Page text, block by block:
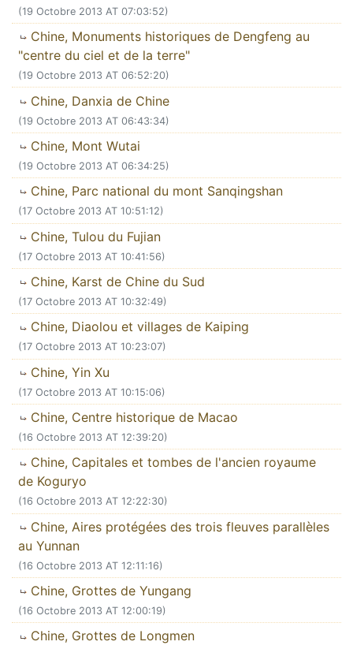
(19 Octobre 2013 AT 07:03:52)
Chine, Monuments historiques de Dengfeng au
"centre du ciel et de la terre"
(19 Octobre 2013 AT 06:52:20)
Chine, Danxia de Chine
(19 Octobre 2013 AT 06:43:34)
Chine, Mont Wutai
(19 Octobre 2013 AT 06:34:25)
Chine, Parc national du mont Sanqingshan
(17 Octobre 2013 AT 10:51:12)
Chine, Tulou du Fujian
(17 Octobre 2013 AT 10:41:56)
Chine, Karst de Chine du Sud
(17 Octobre 2013 AT 10:32:49)
Chine, Diaolou et villages de Kaiping
(17 Octobre 2013 AT 10:23:07)
Chine, Yin Xu
(17 Octobre 2013 AT 10:15:06)
Chine, Centre historique de Macao
(16 Octobre 2013 AT 12:39:20)
Chine, Capitales et tombes de l'ancien royaume
de Koguryo
(16 Octobre 2013 AT 12:22:30)
Chine, Aires protégées des trois fleuves parallèles
au Yunnan
(16 Octobre 2013 AT 12:11:16)
Chine, Grottes de Yungang
(16 Octobre 2013 AT 12:00:19)
Chine, Grottes de Longmen